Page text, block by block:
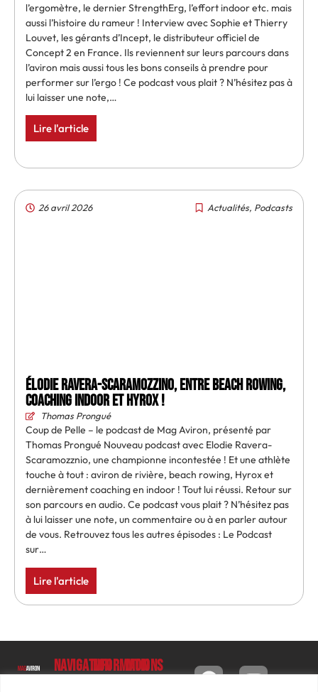
l’ergomètre, le dernier StrengthErg, l’effort indoor etc. mais
aussi l’histoire du rameur ! Interview avec Sophie et Thierry
Louvet, les gérants d’Incept, le distributeur officiel de
Concept 2 en France. Ils reviennent sur leurs parcours dans
l’aviron mais aussi tous les bons conseils à prendre pour
performer sur l’ergo ! Ce podcast vous plait ? N’hésitez pas à
lui laisser une note,…
Lire l'article
26 avril 2026 Actualités, Podcasts
Élodie Ravera-Scaramozzino, entre beach rowing,
coaching indoor et Hyrox !
Thomas Prongué
Coup de Pelle – le podcast de Mag Aviron, présenté par
Thomas Prongué Nouveau podcast avec Elodie Ravera-
Scaramozznio, une championne incontestée ! Et une athlète
touche à tout : aviron de rivière, beach rowing, Hyrox et
dernièrement coaching en indoor ! Tout lui réussi. Retour sur
son parcours en audio. Ce podcast vous plait ? N’hésitez pas
à lui laisser une note, un commentaire ou à en parler autour
de vous. Retrouvez tous les autres épisodes : Le Podcast
sur…
Lire l'article
NavigationInformations
Mon